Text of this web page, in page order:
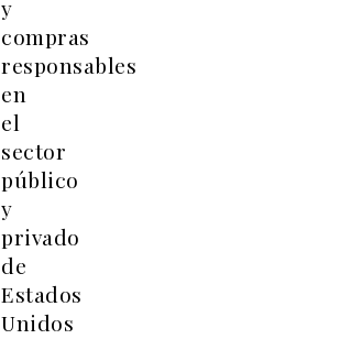
y
compras
responsables
en
el
sector
público
y
privado
de
Estados
Unidos